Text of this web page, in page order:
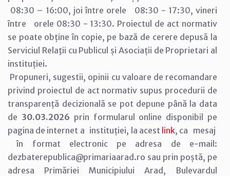
08:30 – 16:00, joi între orele 08:30 - 17:30, vineri
între orele 08:30 - 13:30. Proiectul de act normativ
se poate obține în copie, pe bază de cerere depusă la
Serviciul Relaţii cu Publicul și Asociații de Proprietari al
instituției.
Propuneri, sugestii, opinii cu valoare de recomandare
privind proiectul de act normativ supus procedurii de
transparență decizională se pot depune până la data
de 30.03.2026 prin formularul online disponibil pe
pagina de internet a instituției, la acest link, ca mesaj
în format electronic pe adresa de e-mail:
dezbaterepublica@primariaarad.ro sau prin poștă, pe
adresa Primăriei Municipiului Arad, Bulevardul